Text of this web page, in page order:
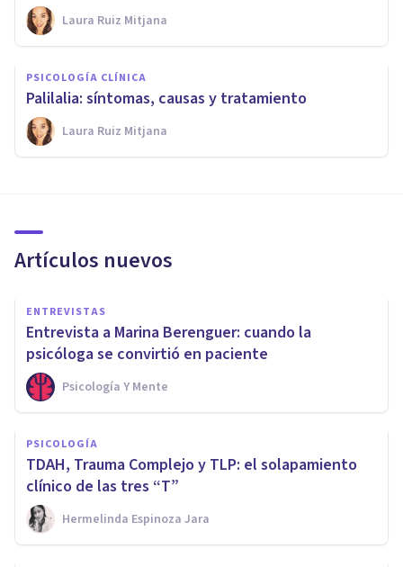
Laura Ruiz Mitjana
PSICOLOGÍA CLÍNICA
Palilalia: síntomas, causas y tratamiento
Laura Ruiz Mitjana
Artículos nuevos
ENTREVISTAS
Entrevista a Marina Berenguer: cuando la
psicóloga se convirtió en paciente
Psicología Y Mente
PSICOLOGÍA
TDAH, Trauma Complejo y TLP: el solapamiento
clínico de las tres “T”
Hermelinda Espinoza Jara